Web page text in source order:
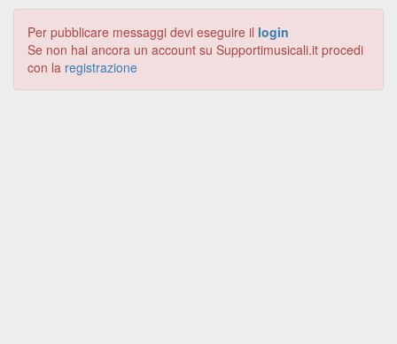
Per pubblicare messaggi devi eseguire il login
Se non hai ancora un account su Supportimusicali.it procedi
con la registrazione